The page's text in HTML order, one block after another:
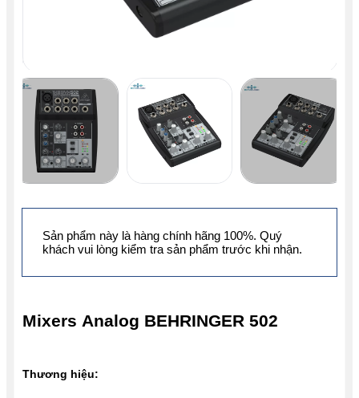
Mixers Analog BEHRINGER 502
Thương hiệu:
Sản phẩm này là hàng chính hãng 100%. Quý
khách vui lòng kiểm tra sản phẩm trước khi nhận.